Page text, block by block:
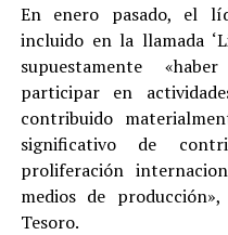
En enero pasado, el
incluido en la llamada
supuestamente
participar en
contribuido
significativo de
proliferación
medios de
Tesoro.